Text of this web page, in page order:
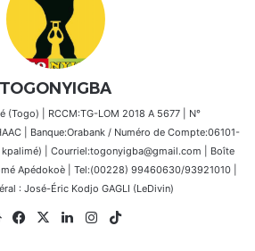
TOGONYIGBA
(Togo) | RCCM:TG-LOM 2018 A 5677 | N°
| Banque:Orabank / Numéro de Compte:06101-
| Courriel:togonyigba@gmail.com | Boîte
Apédokoè | Tel:(00228) 99460630/93921010 |
: José-Éric Kodjo GAGLI (LeDivin)
WebsiteFacebook
X LinkedinInstagram